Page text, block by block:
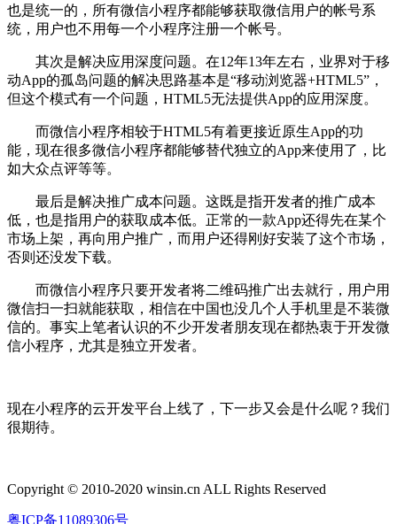
也是统一的，所有微信小程序都能够获取微信用户的帐号系
统，用户也不用每一个小程序注册一个帐号。
其次是解决应用深度问题。在12年13年左右，业界对于移
动App的孤岛问题的解决思路基本是“移动浏览器+HTML5”，
但这个模式有一个问题，HTML5无法提供App的应用深度。
而微信小程序相较于HTML5有着更接近原生App的功
能，现在很多微信小程序都能够替代独立的App来使用了，比
如大众点评等等。
最后是解决推广成本问题。这既是指开发者的推广成本
低，也是指用户的获取成本低。正常的一款App还得先在某个
市场上架，再向用户推广，而用户还得刚好安装了这个市场，
否则还没发下载。
而微信小程序只要开发者将二维码推广出去就行，用户用
微信扫一扫就能获取，相信在中国也没几个人手机里是不装微
信的。事实上笔者认识的不少开发者朋友现在都热衷于开发微
信小程序，尤其是独立开发者。
现在小程序的云开发平台上线了，下一步又会是什么呢？我们
很期待。
Copyright © 2010-2020 winsin.cn ALL Rights Reserved
粤ICP备11089306号